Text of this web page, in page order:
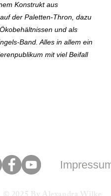
Konstrukt aus
der Paletten-Thron, dazu
und als
Band. Alles in allem ein
mit viel Beifall